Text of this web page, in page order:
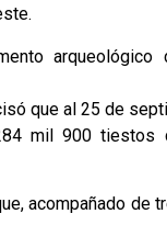
arqueológico
que al 25 de
mil 900 tiestos
acompañado de